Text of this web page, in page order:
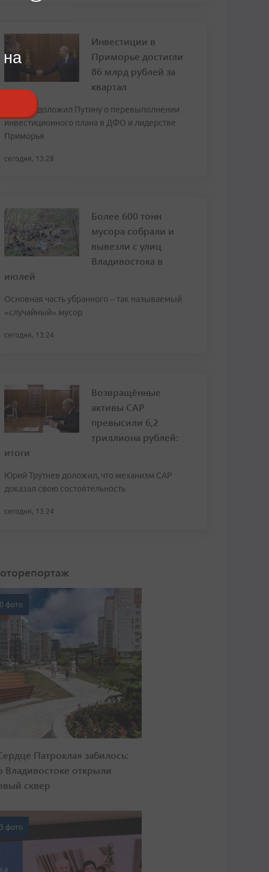
Инвестиции в
Приморье достигли
86 млрд рублей за
квартал
Трутнев доложил Путину о перевыполнении
инвестиционного плана в ДФО и лидерстве
Приморья
сегодня, 13:28
Более 600 тонн
мусора собрали и
вывезли с улиц
Владивостока в
июлей
Основная часть убранного – так называемый
«случайный» мусор
сегодня, 13:24
Возвращённые
активы САР
превысили 6,2
триллиона рублей:
итоги
Юрий Трутнев доложил, что механизм САР
доказал свою состоятельность
сегодня, 13:24
фото
Патрокла» забилось:
Владивостоке открыли
сквер
фото